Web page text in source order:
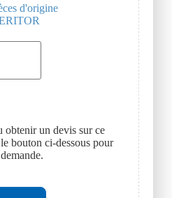
d'origine
obtenir un devis sur ce
bouton ci-dessous pour